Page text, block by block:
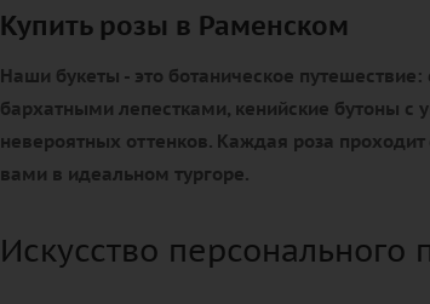
Купить розы в Раменском
Наши букеты - это ботаническое путешествие:
бархатными лепестками, кенийские бутоны с
невероятных оттенков. Каждая роза проходит
вами в идеальном тургоре.
Искусство персонального